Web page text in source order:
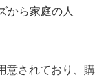
から家庭の人
意されており、購